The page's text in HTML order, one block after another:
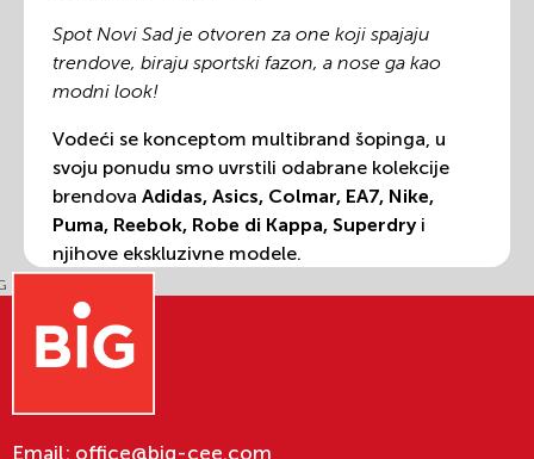
Spot Novi Sad je otvoren za one koji spajaju
trendove, biraju sportski fazon, a nose ga kao
modni look!
Vodeći se konceptom multibrand šopinga, u
svoju ponudu smo uvrstili odabrane kolekcije
brendova Adidas, Asics, Colmar, EA7, Nike,
Puma, Reebok, Robe di Kappa, Superdryi
njihove ekskluzivne modele.
Bilo da su ti potrebne kvalitetne patike ili cipele
sa udobnim gazištem ili sportska odeća za
trening ili svaki dan, ovde ćeš pronaći prave
Email: office@big-cee.com